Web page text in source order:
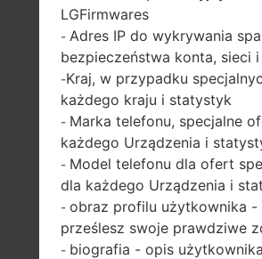
do ciała)
240 x 400 pikseli
(~155 gęstość pikseli
na cal)
89.6 gramów (3.14
uncji)
LGFirmwares
- Adres IP do wykrywania
bezpieczeństwa konta, sieci
-Kraj, w przypadku
każdego kraju i statystyk
- Marka telefonu, specjalne
każdego Urządzenia i
- Model telefonu dla ofert
dla każdego Urządzenia i
- obraz profilu użytkownika -
prześlesz swoje prawdziwe
- biografia - opis użytkownika